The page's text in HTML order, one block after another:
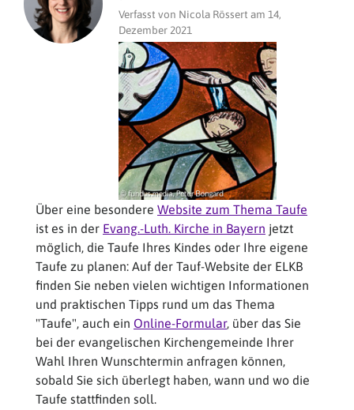
Verfasst von Nicola Rössert am 14,
Dezember 2021
Über eine besondere Website zum Thema Taufe
ist es in der Evang.-Luth. Kirche in Bayern jetzt
möglich, die Taufe Ihres Kindes oder Ihre eigene
Taufe zu planen: Auf der Tauf-Website der ELKB
finden Sie neben vielen wichtigen Informationen
und praktischen Tipps rund um das Thema
"Taufe", auch ein Online-Formular, über das Sie
bei der evangelischen Kirchengemeinde Ihrer
Wahl Ihren Wunschtermin anfragen können,
sobald Sie sich überlegt haben, wann und wo die
Taufe stattfinden soll.